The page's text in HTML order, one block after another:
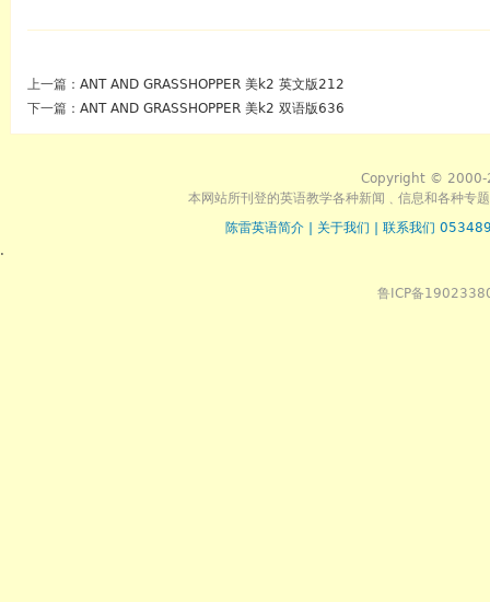
上一篇： ANT AND GRASSHOPPER 美k2 英文版212
下一篇： ANT AND GRASSHOPPER 美k2 双语版636
Copyright © 2000-
本网站所刊登的英语教学各种新闻﹑信息和各种专
陈雷英语简介
关于我们
联系我们
.
鲁ICP备